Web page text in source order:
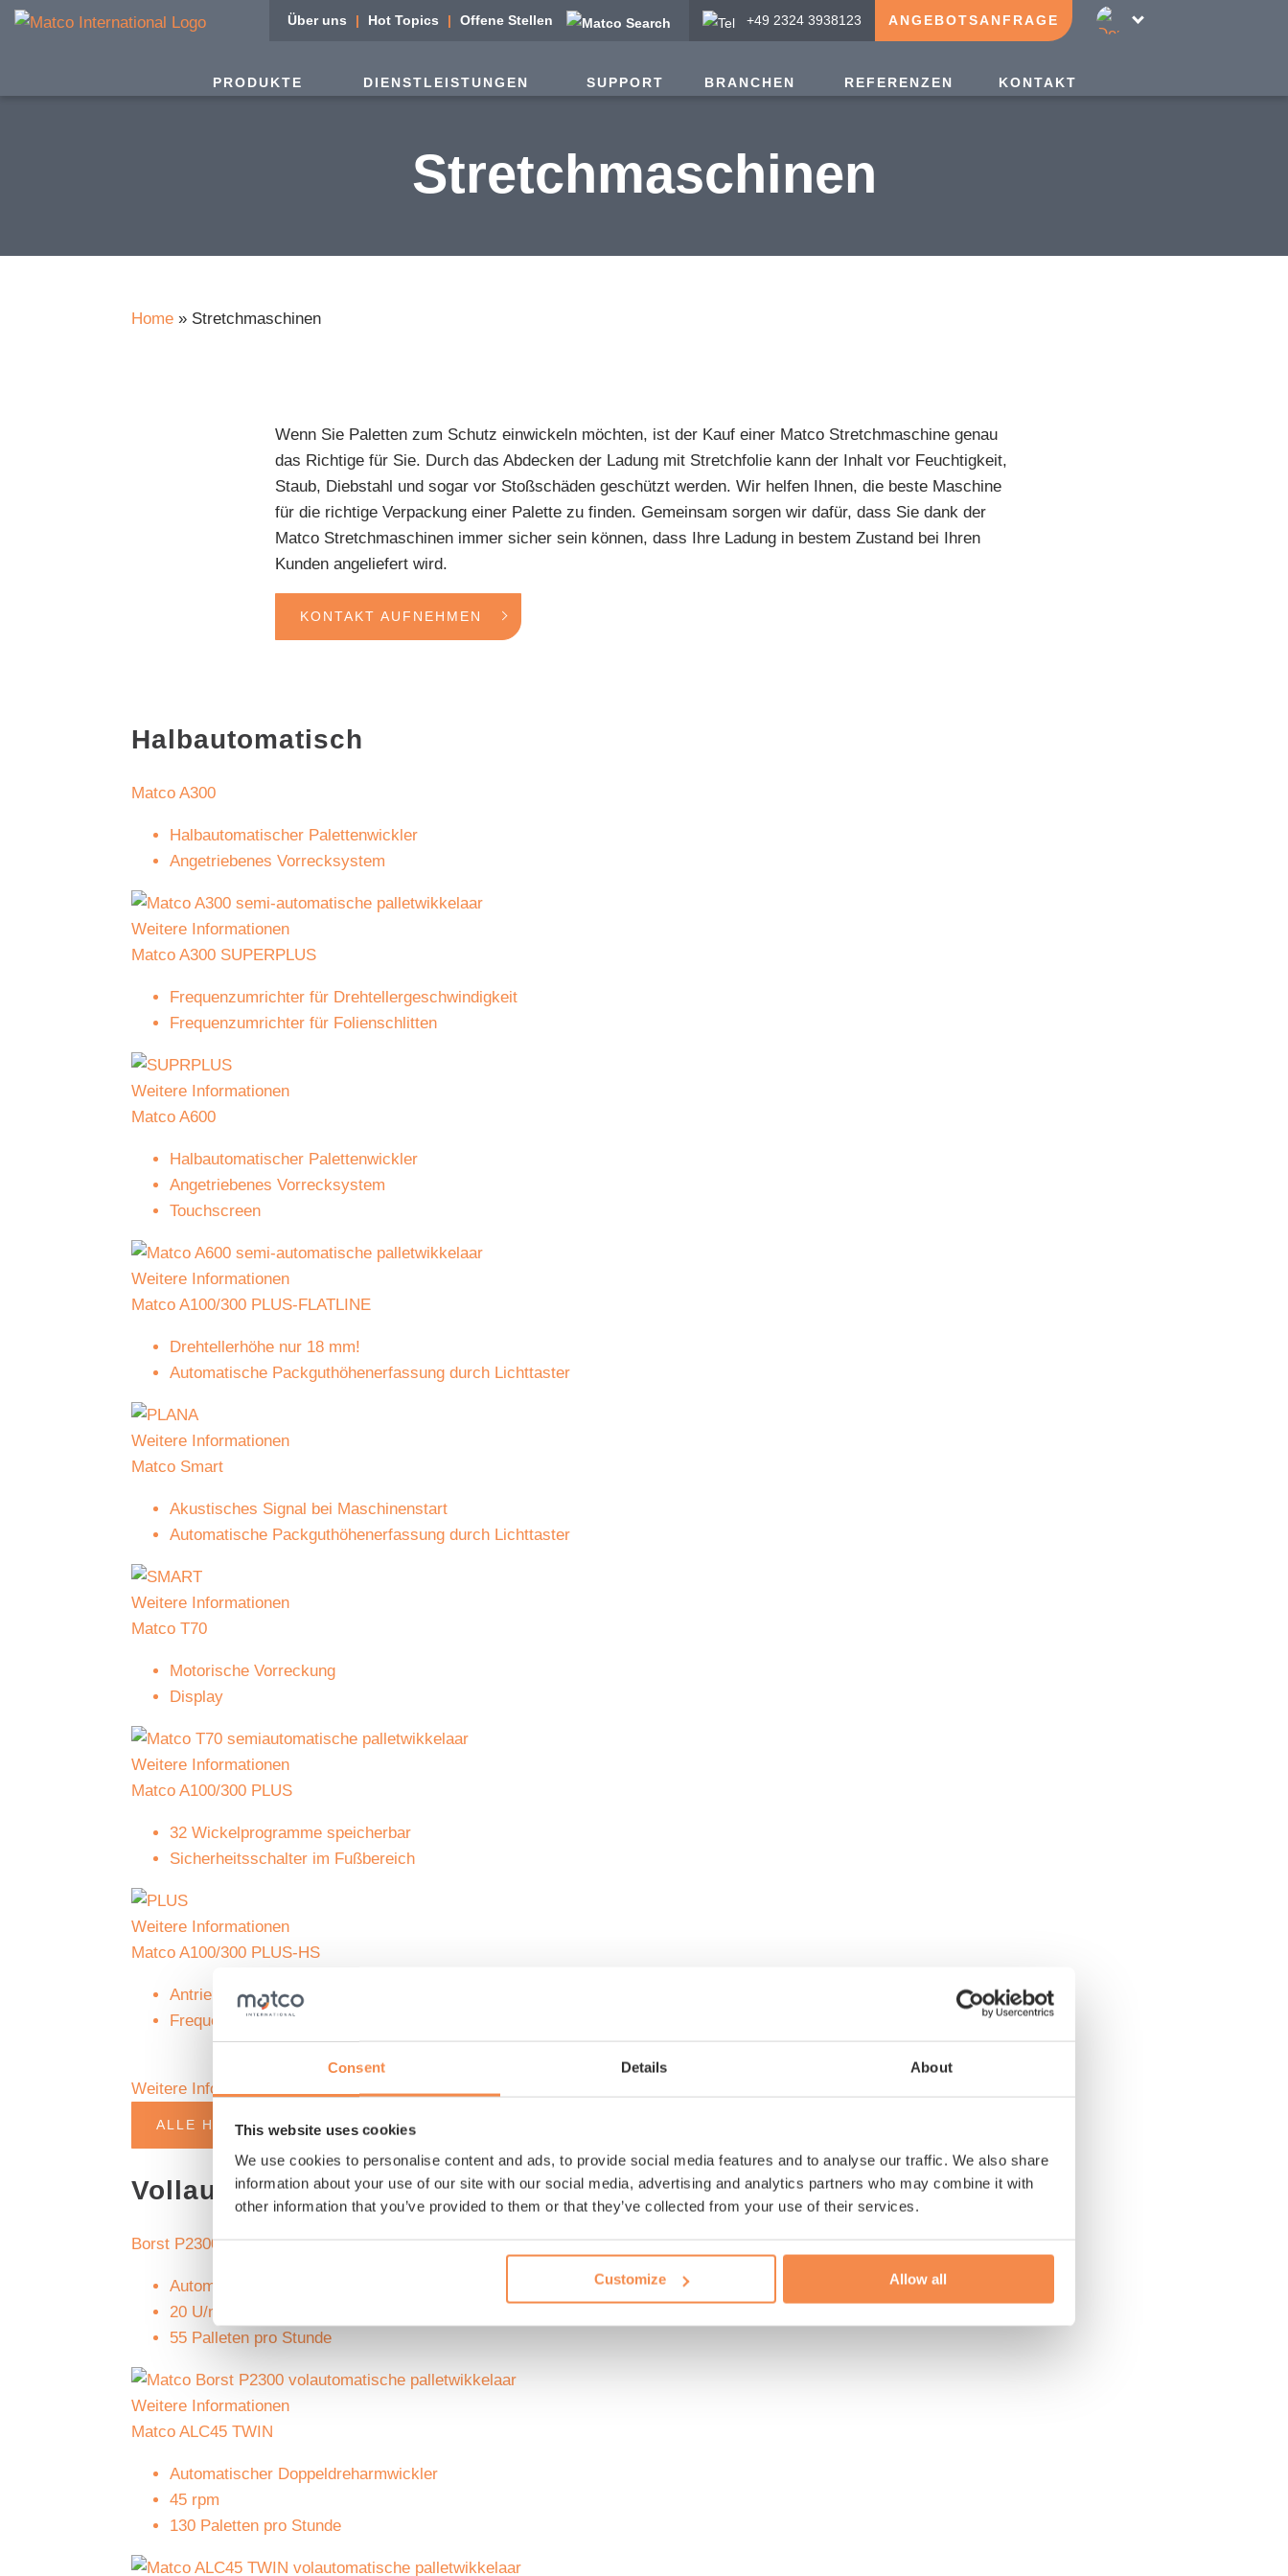
Consent Details About
This website uses cookies
We use cookies to personalise content and ads, to provide social media features and to analyse our traffic. We also share
information about your use of our site with our social media, advertising and analytics partners who may combine it with
other information that you’ve provided to them or that they’ve collected from your use of their services.
Customize Allow all
Über uns Hot Topics Offene Stellen +49 2324 3938123 ANGEBOTSANFRAGE
PRODUKTE DIENSTLEISTUNGEN SUPPORT BRANCHEN REFERENZEN KONTAKT
Stretchmaschinen
Home » Stretchmaschinen
Wenn Sie Paletten zum Schutz einwickeln möchten, ist der Kauf einer Matco Stretchmaschine genau
das Richtige für Sie. Durch das Abdecken der Ladung mit Stretchfolie kann der Inhalt vor Feuchtigkeit,
Staub, Diebstahl und sogar vor Stoßschäden geschützt werden. Wir helfen Ihnen, die beste Maschine
für die richtige Verpackung einer Palette zu finden. Gemeinsam sorgen wir dafür, dass Sie dank der
Matco Stretchmaschinen immer sicher sein können, dass Ihre Ladung in bestem Zustand bei Ihren
Kunden angeliefert wird.
KONTAKT AUFNEHMEN
Halbautomatisch
Matco A300
Halbautomatischer Palettenwickler
Angetriebenes Vorrecksystem
Weitere Informationen
Matco A300 SUPERPLUS
Frequenzumrichter für Drehtellergeschwindigkeit
Frequenzumrichter für Folienschlitten
Weitere Informationen
Matco A600
Halbautomatischer Palettenwickler
Angetriebenes Vorrecksystem
Touchscreen
Weitere Informationen
Matco A100/300 PLUS-FLATLINE
Drehtellerhöhe nur 18 mm!
Automatische Packguthöhenerfassung durch Lichttaster
Weitere Informationen
Matco Smart
Akustisches Signal bei Maschinenstart
Automatische Packguthöhenerfassung durch Lichttaster
Weitere Informationen
Matco T70
Motorische Vorreckung
Display
Weitere Informationen
Matco A100/300 PLUS
32 Wickelprogramme speicherbar
Sicherheitsschalter im Fußbereich
Weitere Informationen
Matco A100/300 PLUS-HS
Antrieb des Hubschlittens über Zahnstange
Frequenzumrichter für Drehtellergeschwindigkeit
Weitere Informationen
ALLE HALBAUTOMATEN ANZEIGEN
Vollautomatisch
Borst P2300
Automatischer Dreharmwickler
20 U/min
55 Palleten pro Stunde
Weitere Informationen
Matco ALC45 TWIN
Automatischer Doppeldreharmwickler
45 rpm
130 Paletten pro Stunde